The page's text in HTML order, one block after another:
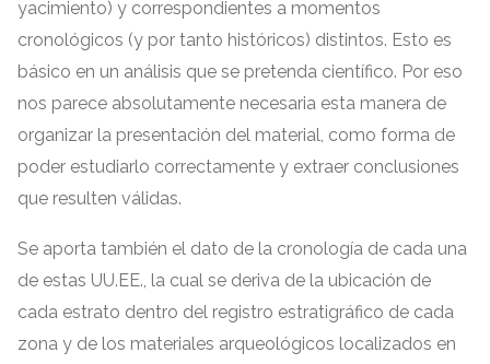
yacimiento) y correspondientes a momentos
cronológicos (y por tanto históricos) distintos. Esto es
básico en un análisis que se pretenda científico. Por eso
nos parece absolutamente necesaria esta manera de
organizar la presentación del material, como forma de
poder estudiarlo correctamente y extraer conclusiones
que resulten válidas.
Se aporta también el dato de la cronología de cada una
de estas UU.EE., la cual se deriva de la ubicación de
cada estrato dentro del registro estratigráfico de cada
zona y de los materiales arqueológicos localizados en